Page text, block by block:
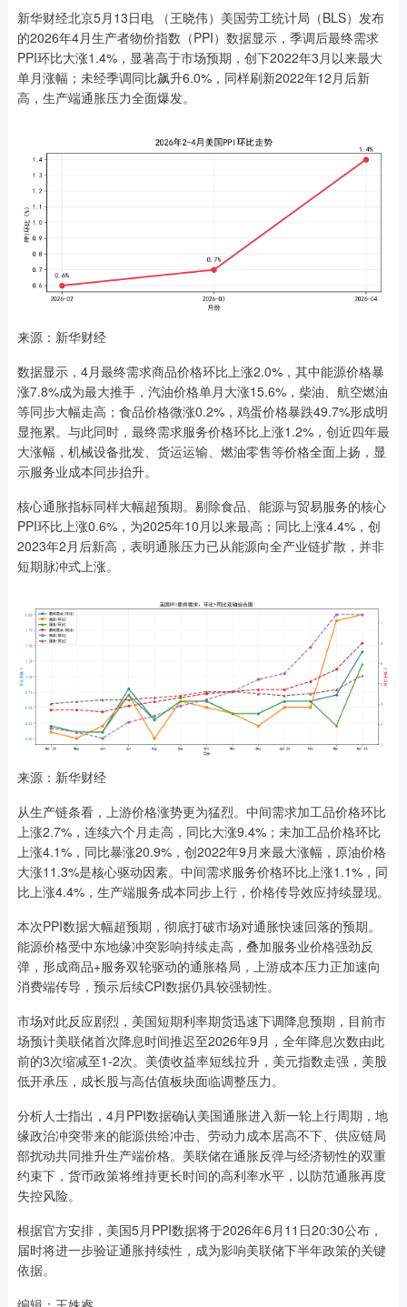
新华财经北京5月13日电 （王晓伟）美国劳工统计局（BLS）发布
的2026年4月生产者物价指数（PPI）数据显示，季调后最终需求
PPI环比大涨1.4%，显著高于市场预期，创下2022年3月以来最大
单月涨幅；未经季调同比飙升6.0%，同样刷新2022年12月后新
高，生产端通胀压力全面爆发。
来源：新华财经
数据显示，4月最终需求商品价格环比上涨2.0%，其中能源价格暴
涨7.8%成为最大推手，汽油价格单月大涨15.6%，柴油、航空燃油
等同步大幅走高；食品价格微涨0.2%，鸡蛋价格暴跌49.7%形成明
显拖累。与此同时，最终需求服务价格环比上涨1.2%，创近四年最
大涨幅，机械设备批发、货运运输、燃油零售等价格全面上扬，显
示服务业成本同步抬升。
核心通胀指标同样大幅超预期。剔除食品、能源与贸易服务的核心
PPI环比上涨0.6%，为2025年10月以来最高；同比上涨4.4%，创
2023年2月后新高，表明通胀压力已从能源向全产业链扩散，并非
短期脉冲式上涨。
来源：新华财经
从生产链条看，上游价格涨势更为猛烈。中间需求加工品价格环比
上涨2.7%，连续六个月走高，同比大涨9.4%；未加工品价格环比
上涨4.1%，同比暴涨20.9%，创2022年9月来最大涨幅，原油价格
大涨11.3%是核心驱动因素。中间需求服务价格环比上涨1.1%，同
比上涨4.4%，生产端服务成本同步上行，价格传导效应持续显现。
本次PPI数据大幅超预期，彻底打破市场对通胀快速回落的预期。
能源价格受中东地缘冲突影响持续走高，叠加服务业价格强劲反
弹，形成商品+服务双轮驱动的通胀格局，上游成本压力正加速向
消费端传导，预示后续CPI数据仍具较强韧性。
市场对此反应剧烈，美国短期利率期货迅速下调降息预期，目前市
场预计美联储首次降息时间推迟至2026年9月，全年降息次数由此
前的3次缩减至1-2次。美债收益率短线拉升，美元指数走强，美股
低开承压，成长股与高估值板块面临调整压力。
分析人士指出，4月PPI数据确认美国通胀进入新一轮上行周期，地
缘政治冲突带来的能源供给冲击、劳动力成本居高不下、供应链局
部扰动共同推升生产端价格。美联储在通胀反弹与经济韧性的双重
约束下，货币政策将维持更长时间的高利率水平，以防范通胀再度
失控风险。
根据官方安排，美国5月PPI数据将于2026年6月11日20:30公布，
届时将进一步验证通胀持续性，成为影响美联储下半年政策的关键
依据。